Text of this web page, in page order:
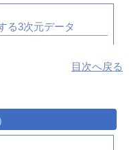
場支援・艤装設計支
防止に尽力基盤技術
る3次元データ
とは
目次へ戻る